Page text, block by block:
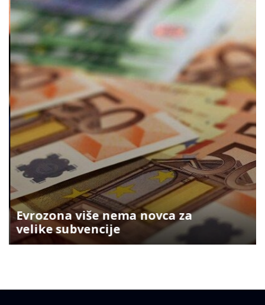
Evrozona više nema novca za
velike subvencije